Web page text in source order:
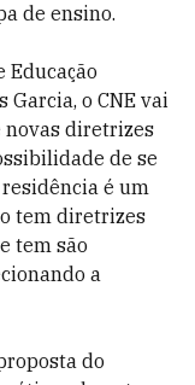
de ensino.
Educação
Garcia, o CNE vai
novas diretrizes
de se
é um
tem diretrizes
tem são
a
do